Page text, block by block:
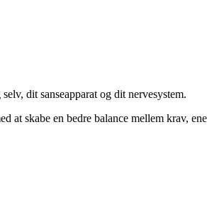
dit sanseapparat og dit nervesystem.
at skabe en bedre balance mellem krav,